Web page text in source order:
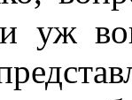
уж